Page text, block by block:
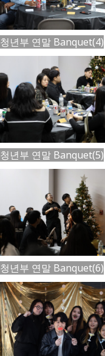
청년부 연말 Banquet(4)
청년부 연말 Banquet(5)
청년부 연말 Banquet(6)